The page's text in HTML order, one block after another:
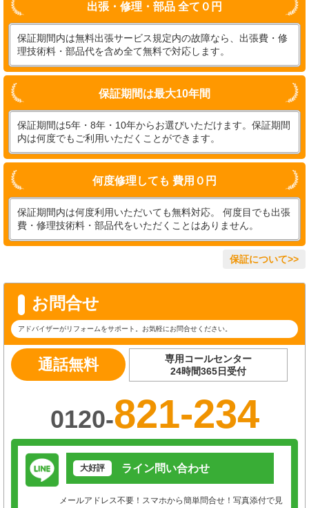
出張・修理・部品 全て０円
保証期間内は無料出張サービス規定内の故障なら、出張費・修
理技術料・部品代を含め全て無料で対応します。
保証期間は最大10年間
保証期間は5年・8年・10年からお選びいただけます。保証期間
内は何度でもご利用いただくことができます。
何度修理しても 費用０円
保証期間内は何度利用いただいても無料対応。 何度目でも出張
費・修理技術料・部品代をいただくことはありません。
保証について>>
お問合せ
アドバイザーがリフォームをサポート。お気軽にお問合せください。
通話無料
専用コールセンター
24時間365日受付
0120-821-234
大好評 ライン問い合わせ
メールアドレス不要！スマホから簡単問合せ！写真添付で見